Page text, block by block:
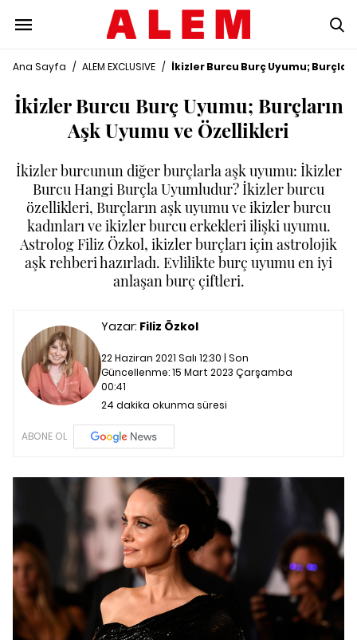
Ana Sayfa / ALEM EXCLUSIVE / İkizler Burcu Burç Uyumu;
İkizler Burcu Burç Uyumu; Burçların
Aşk Uyumu ve Özellikleri
İkizler burcunun diğer burçlarla aşk uyumu: İkizler
Burcu Hangi Burçla Uyumludur? İkizler burcu
özellikleri, Burçların aşk uyumu ve ikizler burcu
kadınları ve ikizler burcu erkekleri ilişki uyumu.
Astrolog Filiz Özkol, ikizler burçları için astrolojik
aşk rehberi hazırladı. Evlilikte burç uyumu en iyi
anlaşan burç çiftleri.
Yazar: Filiz Özkol
22 Haziran 2021 Salı 12:30 | Son
Güncellenme:15 Mart 2023 Çarşamba
00:41
24 dakika okunma süresi
ABONE OL